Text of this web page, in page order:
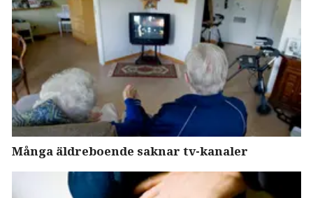
Många äldreboende saknar tv-kanaler